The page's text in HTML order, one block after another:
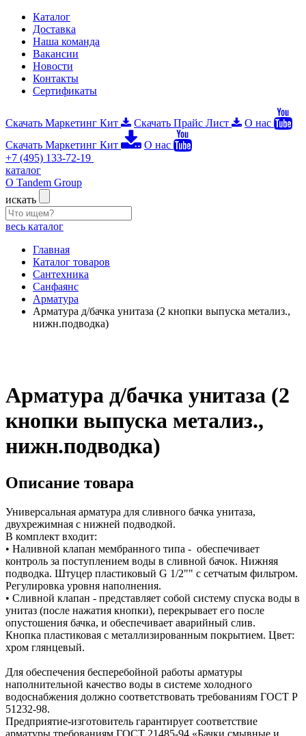
Каталог
Доставка
Наша команда
Вакансии
Новости
Контакты
Сертификаты
Скачать Маркетинг Кит Скачать Прайс Лист
О нас
Скачать Маркетинг Кит
О нас
+7 (495) 133-72-19
каталог
О Tandem Group
искать
весь каталог
Главная
Каталог товаров
Сантехника
Санфаянс
Арматура
Арматура д/бачка унитаза (2 кнопки выпуска метализ.,
нижн.подводка)
Арматура д/бачка унитаза (2
кнопки выпуска метализ.,
нижн.подводка)
Описание товара
Универсальная арматура для сливного бачка унитаза,
двухрежимная с нижней подводкой.
В комплект входит:
• Наливной клапан мембранного типа - обеспечивает
контроль за поступлением воды в сливной бачок. Нижняя
подводка. Штуцер пластиковый G 1/2"" с сетчатым фильтром.
Регулировка уровня наполнения.
• Сливной клапан - представляет собой систему спуска воды в
унитаз (после нажатия кнопки), перекрывает его после
опустошения бачка, и обеспечивает аварийный слив.
Кнопка пластиковая с металлизированным покрытием. Цвет:
хром глянцевый.
Для обеспечения бесперебойной работы арматуры
наполнительной качество воды в системе холодного
водоснабжения должно соответствовать требованиям ГОСТ Р
51232-98.
Предприятие-изготовитель гарантирует соответствие
арматуры требованиям ГОСТ 21485-94 «Бачки смывные и